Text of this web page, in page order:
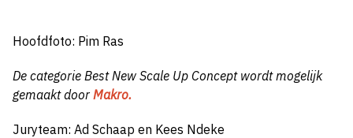
Hoofdfoto: Pim Ras
De categorie Best New Scale Up Concept wordt mogelijk
gemaakt door Makro.
Juryteam: Ad Schaap en Kees Ndeke